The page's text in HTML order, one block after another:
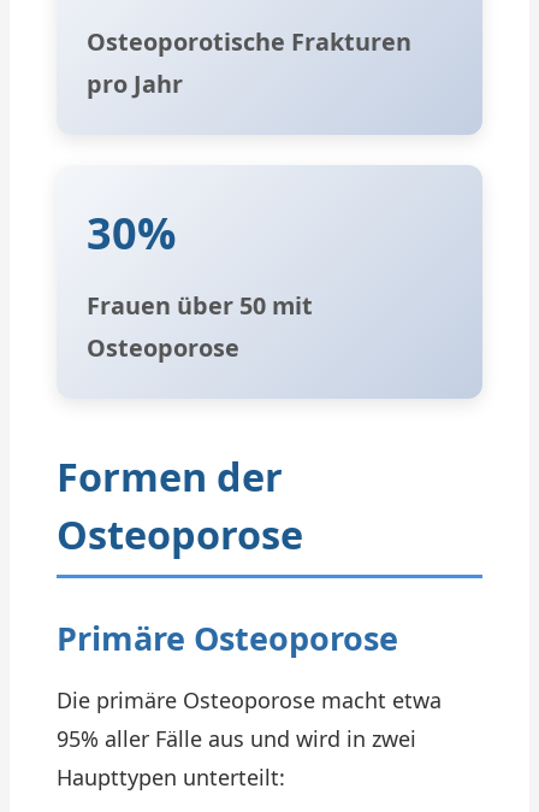
Osteoporotische Frakturen
pro Jahr
30%
Frauen über 50 mit
Osteoporose
Formen der
Osteoporose
Primäre Osteoporose
Die primäre Osteoporose macht etwa
95% aller Fälle aus und wird in zwei
Haupttypen unterteilt: